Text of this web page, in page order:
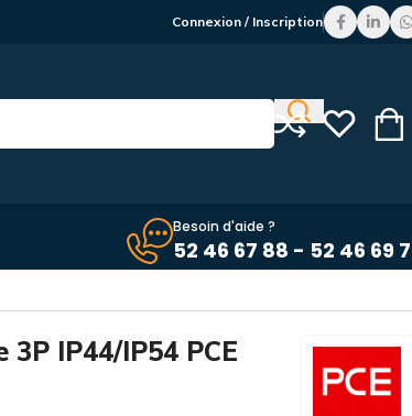
Connexion / Inscription
Besoin d'aide ?
52 46 67 88 - 52 46 69
3P IP44/IP54 PCE